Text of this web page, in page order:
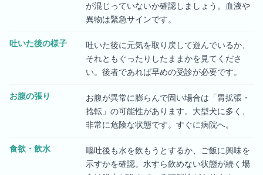
が混じっていないか確認しましょう。血液や
異物は緊急サインです。
吐いた後の様子
吐いた後に元気を取り戻して遊んでいるか、
それともぐったりしたままかを見てくださ
い。後者であれば早めの受診が必要です。
お腹の張り
お腹が異常に膨らんで固い場合は「胃拡張・
捻転」の可能性があります。大型犬に多く、
非常に危険な状態です。すぐに病院へ。
食欲・飲水
嘔吐後も水を飲もうとするか、ご飯に興味を
示すかを確認。水すら飲めない状態が続く場